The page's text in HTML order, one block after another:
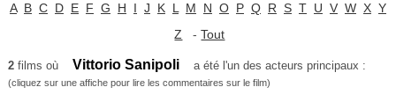
A B C D E F G H I J K L M N O P Q R S T U V W X Y
Z -Tout
2films où Vittorio Sanipoli a été l'un des acteurs principaux :
(cliquez sur une affiche pour lire les commentaires sur le film)